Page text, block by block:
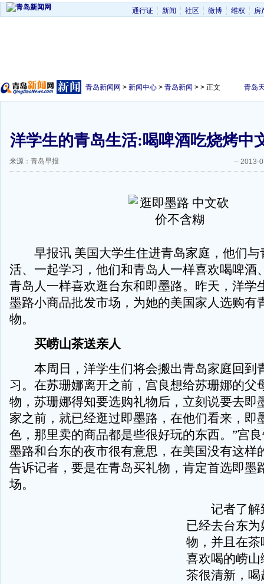
通行证 新闻 社区 微博 维权 房
青岛新闻网 > 新闻中心 > 青岛新闻 > > 正文 青岛
洋学生的青岛生活:喝啤酒吃烧烤中
来源：青岛早报 -- 2013-
早报讯 美国大学生住进青岛家庭，他们与
活、一起学习，他们和青岛人一样喜欢喝啤酒
青岛人一样喜欢逛台东和即墨路。昨天，洋学
墨路小商品批发市场，为她的美国家人选购有
物。
买崂山茶送亲人
本周日，洋学生们将会搬出青岛家庭回到
习。在苏珊娜离开之前，宫良想给苏珊娜的父
物，苏珊娜得知要选购礼物后，立刻说要去即
家之前，就已经逛过即墨路，在他们看来，即
色，那里卖的商品都是些很好玩的东西。”宫
墨路和台东的夜市很有意思，在美国没有这样
告诉记者，要是在青岛买礼物，肯定首选即墨
场。
记者了解
已经去台东
物，并且在
喜欢喝的崂山
茶很清新，